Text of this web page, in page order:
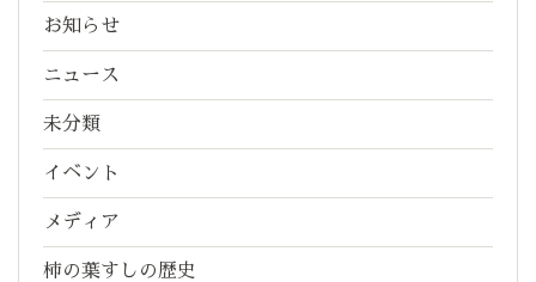
お知らせ
ニュース
未分類
イベント
メディア
柿の葉すしの歴史